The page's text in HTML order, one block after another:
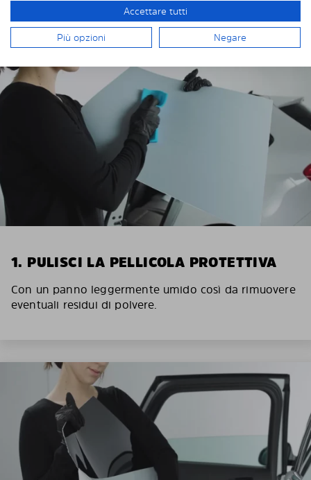
INSTALLAZIONE DI SOLARPLEXIUS
1. PULISCI LA PELLICOLA PROTETTIVA
Con un panno leggermente umido così da rimuovere
eventuali residui di polvere.
Accettare tutti
Più opzioni Negare